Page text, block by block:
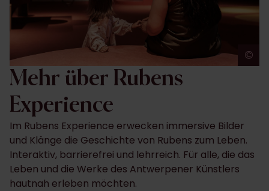
©
Mehr über Rubens
Experience
Im Rubens Experience erwecken immersive Bilder
und Klänge die Geschichte von Rubens zum Leben.
Interaktiv, barrierefrei und lehrreich. Für alle, die das
Leben und die Werke des Antwerpener Künstlers
hautnah erleben möchten.